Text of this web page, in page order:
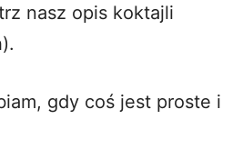
nasz opis koktajli
).
gdy coś jest proste i